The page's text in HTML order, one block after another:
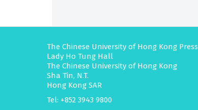
The Chinese University of Hong Kong Press
Lady Ho Tung Hall
The Chinese University of Hong Kong
Sha Tin, N.T.
Hong Kong SAR
Tel: +852 3943 9800